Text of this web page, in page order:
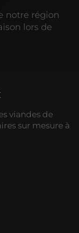
notre région
lors de
viandes de
sur mesure à